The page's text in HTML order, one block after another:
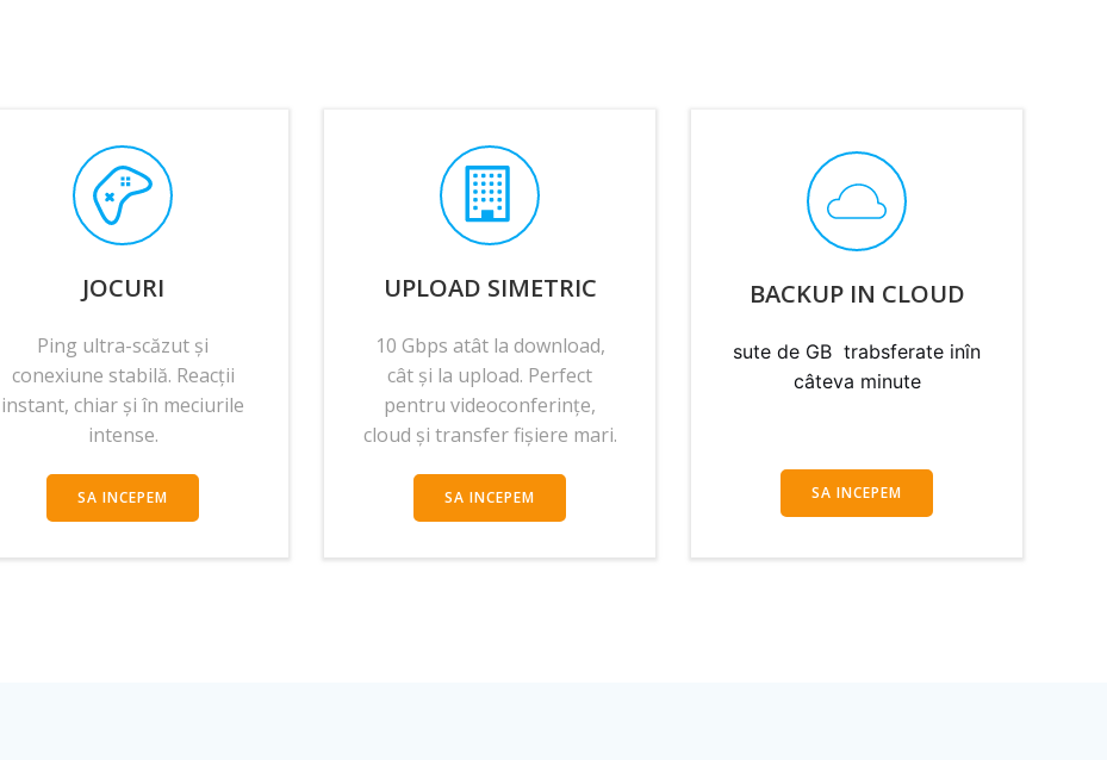
JOCURI
Ping ultra-scăzut și
conexiune stabilă. Reacții
instant, chiar și în meciurile
intense.
SA INCEPEM
UPLOAD SIMETRIC
10 Gbps atât la download,
cât și la upload. Perfect
pentru videoconferințe,
cloud și transfer fișiere mari.
SA INCEPEM
BACKUP IN CLOUD
sute de GB trabsferate inîn
câteva minute
SA INCEPEM